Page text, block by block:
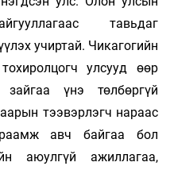
тавьдаг
учиртай. Чикагогийн
улсууд өөр
үнэ төлбөргүй
тээвэрлэгч нараас
авч байгаа бол
аюулгүй ажиллагаа,